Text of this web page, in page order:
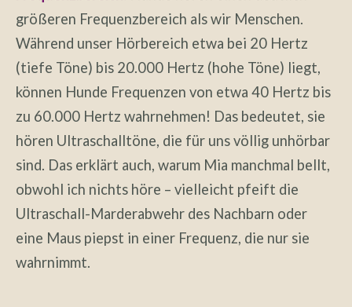
größeren Frequenzbereich als wir Menschen.
Während unser Hörbereich etwa bei 20 Hertz
(tiefe Töne) bis 20.000 Hertz (hohe Töne) liegt,
können Hunde Frequenzen von etwa 40 Hertz bis
zu 60.000 Hertz wahrnehmen! Das bedeutet, sie
hören Ultraschalltöne, die für uns völlig unhörbar
sind. Das erklärt auch, warum Mia manchmal bellt,
obwohl ich nichts höre – vielleicht pfeift die
Ultraschall-Marderabwehr des Nachbarn oder
eine Maus piepst in einer Frequenz, die nur sie
wahrnimmt.